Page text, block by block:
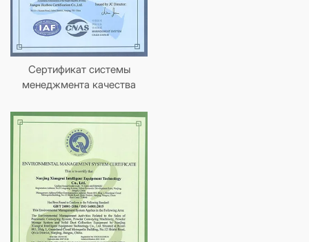
Сертификат системы
менеджмента качества